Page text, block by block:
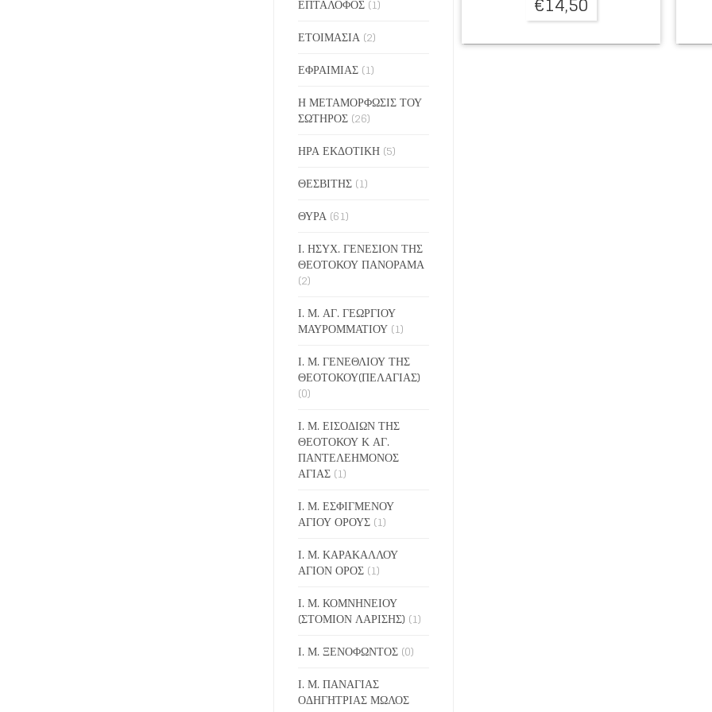
ΕΠΤΑΛΟΦΟΣ (1)
ΕΤΟΙΜΑΣΙΑ (2)
ΕΦΡΑΙΜΙΑΣ (1)
Η ΜΕΤΑΜΟΡΦΩΣΙΣ ΤΟΥ
ΣΩΤΗΡΟΣ (26)
ΗΡΑ ΕΚΔΟΤΙΚΗ (5)
ΘΕΣΒΙΤΗΣ (1)
ΘΥΡΑ (61)
Ι. ΗΣΥΧ. ΓΕΝΕΣΙΟΝ ΤΗΣ
ΘΕΟΤΟΚΟΥ ΠΑΝΟΡΑΜΑ
(2)
Ι. Μ. ΑΓ. ΓΕΩΡΓΙΟΥ
ΜΑΥΡΟΜΜΑΤΙΟΥ (1)
Ι. Μ. ΓΕΝΕΘΛΙΟΥ ΤΗΣ
ΘΕΟΤΟΚΟΥ(ΠΕΛΑΓΙΑΣ)
(0)
Ι. Μ. ΕΙΣΟΔΙΩΝ ΤΗΣ
ΘΕΟΤΟΚΟΥ Κ ΑΓ.
ΠΑΝΤΕΛΕΗΜΟΝΟΣ
ΑΓΙΑΣ (1)
Ι. Μ. ΕΣΦΙΓΜΕΝΟΥ
ΑΓΙΟΥ ΟΡΟΥΣ (1)
Ι. Μ. ΚΑΡΑΚΑΛΛΟΥ
ΑΓΙΟΝ ΟΡΟΣ (1)
Ι. Μ. ΚΟΜΝΗΝΕΙΟΥ
(ΣΤΟΜΙΟΝ ΛΑΡΙΣΗΣ) (1)
Ι. Μ. ΞΕΝΟΦΩΝΤΟΣ (0)
Ι. Μ. ΠΑΝΑΓΙΑΣ
ΟΔΗΓΗΤΡΙΑΣ ΜΩΛΟΣ